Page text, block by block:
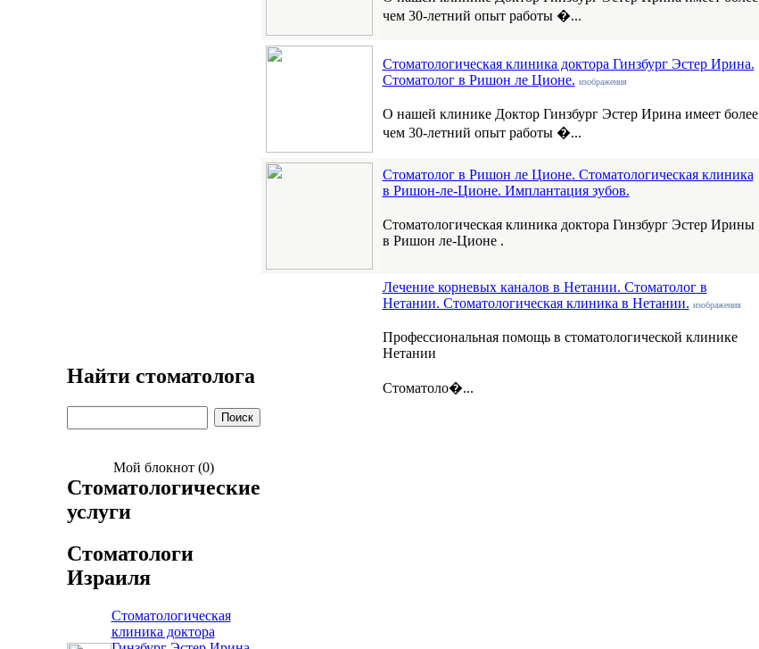
Найти стоматолога
Мой блокнот (0)
Стоматологические
услуги
Стоматологи
Израиля
Стоматологическая
клиника доктора
чем 30-летний опыт работы �...
Стоматологическая клиника доктора Гинзбург Эстер Ирина.
Стоматолог в Ришон ле Ционе. изображения
О нашей клинике Доктор Гинзбург Эстер Ирина имеет более
чем 30-летний опыт работы �...
Стоматолог в Ришон ле Ционе. Стоматологическая клиника
в Ришон-ле-Ционе. Имплантация зубов.
Стоматологическая клиника доктора Гинзбург Эстер Ирины
в Ришон ле-Ционе .
Лечение корневых каналов в Нетании. Стоматолог в
Нетании. Стоматологическая клиника в Нетании. изображения
Профессиональная помощь в стоматологической клинике
Нетании
Стоматоло�...